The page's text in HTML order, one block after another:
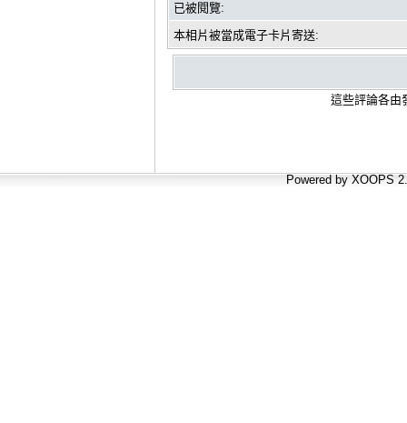
已被閱覽:
本相片被當成電子卡片寄送:
這些評論各由
Powered by XOOPS